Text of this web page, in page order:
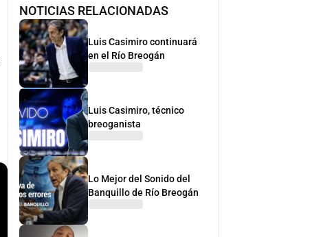
NOTICIAS RELACIONADAS
Luis Casimiro continuará
en el Río Breogán
Luis Casimiro, técnico
breoganista
Lo Mejor del Sonido del
Banquillo de Río Breogán